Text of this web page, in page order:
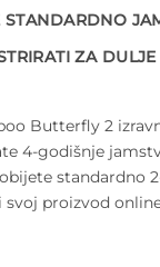
STANDARDNO
ZA
Butterfly 2
4-godišnje
standardno
proizvod